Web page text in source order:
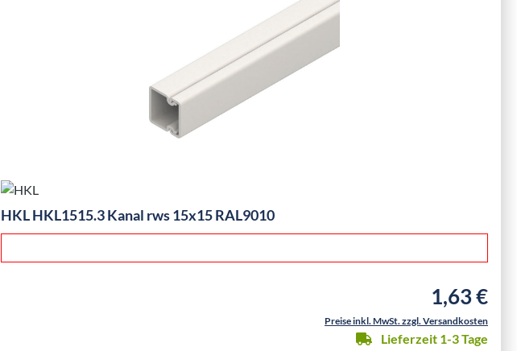
HKL HKL1515.3 Kanal rws 15x15 RAL9010
Regulärer
1,63 €
Preise inkl. MwSt. zzgl. Versandkosten
Lieferzeit 1-3 Tage